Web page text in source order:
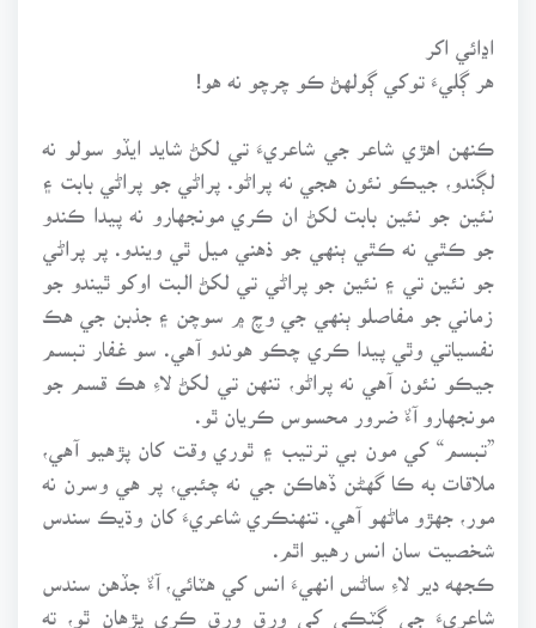
اڍائي اکر
هر ڳليءَ توکي ڳولهڻ ڪو چرچو نه هو!
ڪنهن اهڙي شاعر جي شاعريءَ تي لکڻ شايد ايڏو سولو نه
لڳندو، جيڪو نئون هجي نه پراڻو. پراڻي جو پراڻي بابت ۽
نئين جو نئين بابت لکڻ ان ڪري مونجهارو نه پيدا ڪندو
جو ڪٿي نه ڪٿي ٻنهي جو ذهني ميل ٿي ويندو. پر پراڻي
جو نئين تي ۽ نئين جو پراڻي تي لکڻ البت اوکو ٿيندو جو
زماني جو مفاصلو ٻنهي جي وچ ۾ سوچن ۽ جذبن جي هڪ
نفسياتي وٿي پيدا ڪري چڪو هوندو آهي. سو غفار تبسم
جيڪو نئون آهي نه پراڻو، تنهن تي لکڻ لاءِ هڪ قسم جو
مونجهارو آءٌ ضرور محسوس ڪريان ٿو.
”تبسم“ کي مون بي ترتيب ۽ ٿوري وقت کان پڙهيو آهي،
ملاقات به ڪا گهڻن ڏهاڪن جي نه چئبي، پر هي وسرن نه
مور، جهڙو ماڻهو آهي. تنهنڪري شاعريءَ کان وڌيڪ سندس
شخصيت سان انس رهيو اٿم.
ڪجهه دير لاءِ ساڻس انهيءَ انس کي هٽائي، آءٌ جڏهن سندس
شاعريءَ جي ڳٽڪي کي ورق ورق ڪري پڙهان ٿو، ته